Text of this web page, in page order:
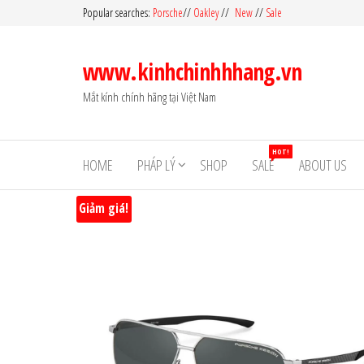
Popular searches: Porsche// Oakley// New// Sale
www.kinhchinhhhang.vn
Mắt kính chính hãng tại Việt Nam
HOME PHÁP LÝ SHOP SALE
HOT!
ABOUT US
Giảm giá!